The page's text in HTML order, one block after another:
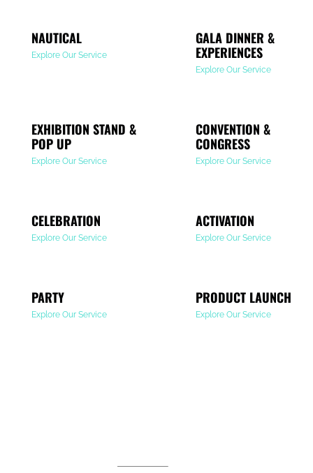
NAUTICAL
Explore Our Service
GALA DINNER &
EXPERIENCES
Explore Our Service
EXHIBITION STAND &
POP UP
Explore Our Service
CONVENTION &
CONGRESS
Explore Our Service
CELEBRATION
Explore Our Service
ACTIVATION
Explore Our Service
PARTY
Explore Our Service
PRODUCT LAUNCH
Explore Our Service